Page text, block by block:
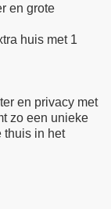
en grote
huis met 1
en privacy met
zo een unieke
thuis in het